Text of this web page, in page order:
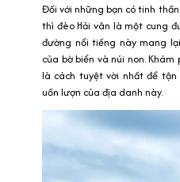
Đối với những bạn có tinh
thì đèo Hải vân là một cung
đường nổi tiếng này mang
của bờ biển và núi non.
là cách tuyệt vời nhất để
uốn lượn của địa danh này.